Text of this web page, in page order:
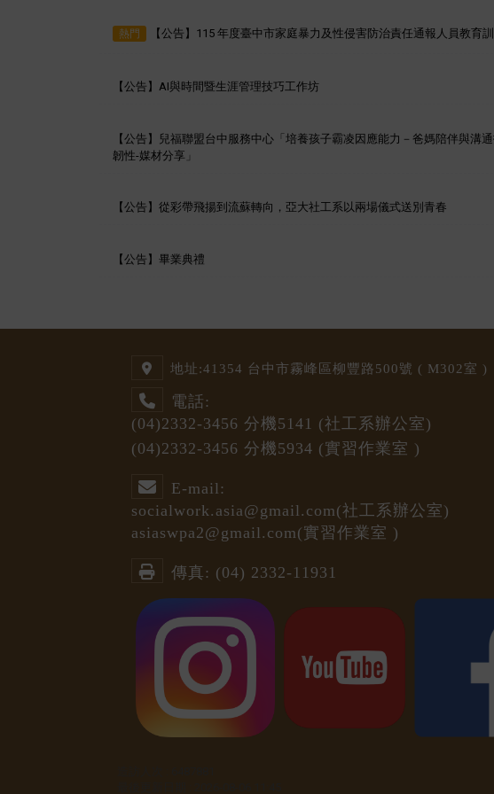
熱門 【公告】115 年度臺中市家庭暴力及性侵害防治責任通報人員教育
【公告】AI與時間暨生涯管理技巧工作坊
【公告】兒福聯盟台中服務中心「培養孩子霸凌因應能力－爸媽陪伴與溝
韌性-媒材分享」
【公告】從彩帶飛揚到流蘇轉向，亞大社工系以兩場儀式送別青春
【公告】畢業典禮
地址:41354 台中市霧峰區柳豐路500號 ( M302室 )
電話:
(04)2332-3456 分機5141 (社工系辦公室)
(04)2332-3456 分機5934 (實習作業室 )
E-mail:
socialwork.asia@gmail.com(社工系辦公室)
asiaswpa2@gmail.com(實習作業室 )
傳真: (04) 2332-11931